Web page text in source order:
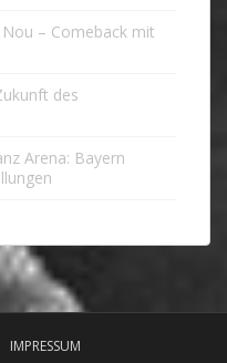
– Comeback mit
des
Arena: Bayern
IMPRESSUM